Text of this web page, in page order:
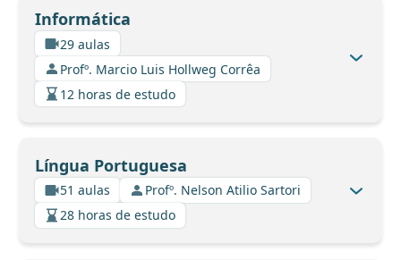
Informática
29 aulas
Profº. Marcio Luis Hollweg Corrêa
12 horas de estudo
Língua Portuguesa
51 aulas
Profº. Nelson Atilio Sartori
28 horas de estudo